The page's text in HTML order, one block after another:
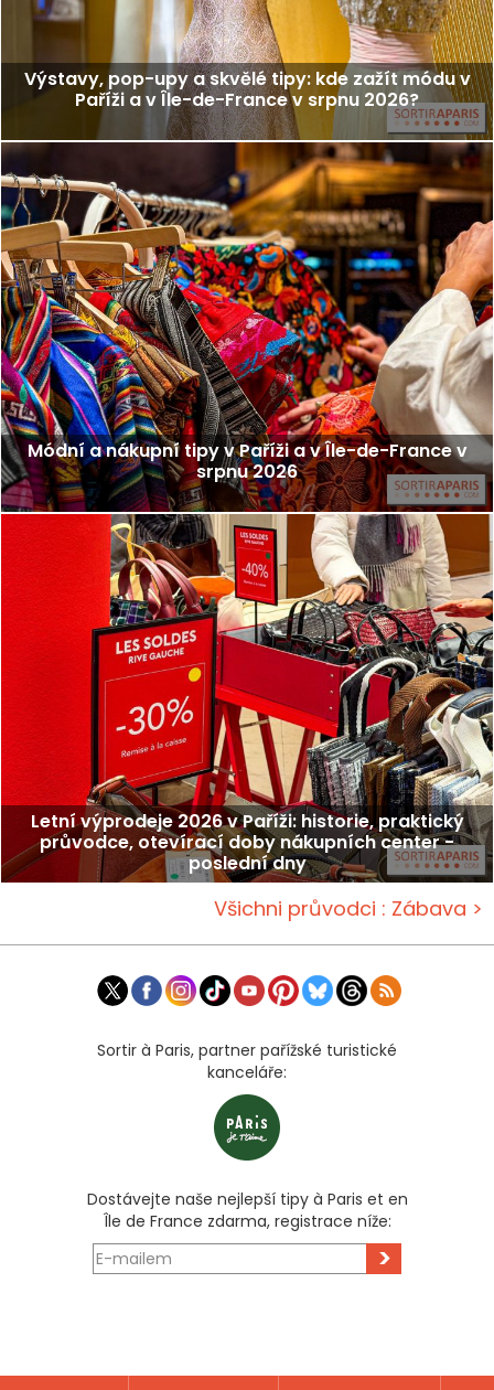
Výstavy, pop-upy a skvělé tipy: kde zažít módu v
Paříži a v Île-de-France v srpnu 2026?
Módní a nákupní tipy v Paříži a v Île-de-France v
srpnu 2026
Letní výprodeje 2026 v Paříži: historie, praktický
průvodce, otevírací doby nákupních center -
poslední dny
Všichni průvodci : Zábava >
Sortir à Paris, partner pařížské turistické
kanceláře:
Dostávejte naše nejlepší tipy à Paris et en
Île de France zdarma, registrace níže:
>